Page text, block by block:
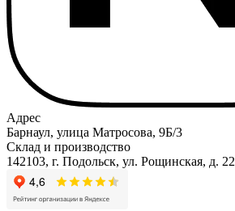
Адрес
Барнаул, улица Матросова, 9Б/3
Склад и производство
142103, г. Подольск, ул. Рощинская, д. 22